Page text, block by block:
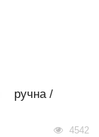
ручна /
4542